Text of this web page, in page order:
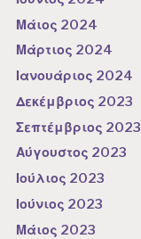
Μάιος 2024
Μάρτιος 2024
Ιανουάριος 2024
Δεκέμβριος 2023
Σεπτέμβριος 2023
Αύγουστος 2023
Ιούλιος 2023
Ιούνιος 2023
Μάιος 2023